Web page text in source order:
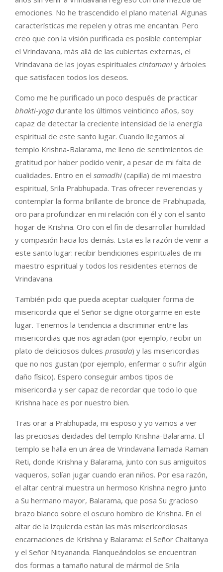
emociones. No he trascendido el plano material. Algunas
características me repelen y otras me encantan. Pero
creo que con la visión purificada es posible contemplar
el Vrindavana, más allá de las cubiertas externas, el
Vrindavana de las joyas espirituales cintamani y árboles
que satisfacen todos los deseos.
Como me he purificado un poco después de practicar
bhakti-yoga durante los últimos veinticinco años, soy
capaz de detectar la creciente intensidad de la energía
espiritual de este santo lugar. Cuando llegamos al
templo Krishna-Balarama, me lleno de sentimientos de
gratitud por haber podido venir, a pesar de mi falta de
cualidades. Entro en el samadhi (capilla) de mi maestro
espiritual, Srila Prabhupada. Tras ofrecer reverencias y
contemplar la forma brillante de bronce de Prabhupada,
oro para profundizar en mi relación con él y con el santo
hogar de Krishna. Oro con el fin de desarrollar humildad
y compasión hacia los demás. Esta es la razón de venir a
este santo lugar: recibir bendiciones espirituales de mi
maestro espiritual y todos los residentes eternos de
Vrindavana.
También pido que pueda aceptar cualquier forma de
misericordia que el Señor se digne otorgarme en este
lugar. Tenemos la tendencia a discriminar entre las
misericordias que nos agradan (por ejemplo, recibir un
plato de deliciosos dulces prasada) y las misericordias
que no nos gustan (por ejemplo, enfermar o sufrir algún
daño físico). Espero conseguir ambos tipos de
misericordia y ser capaz de recordar que todo lo que
Krishna hace es por nuestro bien.
Tras orar a Prabhupada, mi esposo y yo vamos a ver
las preciosas deidades del templo Krishna-Balarama. El
templo se halla en un área de Vrindavana llamada Raman
Reti, donde Krishna y Balarama, junto con sus amiguitos
vaqueros, solían jugar cuando eran niños. Por esa razón,
el altar central muestra un hermoso Krishna negro junto
a Su hermano mayor, Balarama, que posa Su gracioso
brazo blanco sobre el oscuro hombro de Krishna. En el
altar de la izquierda están las más misericordiosas
encarnaciones de Krishna y Balarama: el Señor Chaitanya
y el Señor Nityananda. Flanqueándolos se encuentran
dos formas a tamaño natural de mármol de Srila